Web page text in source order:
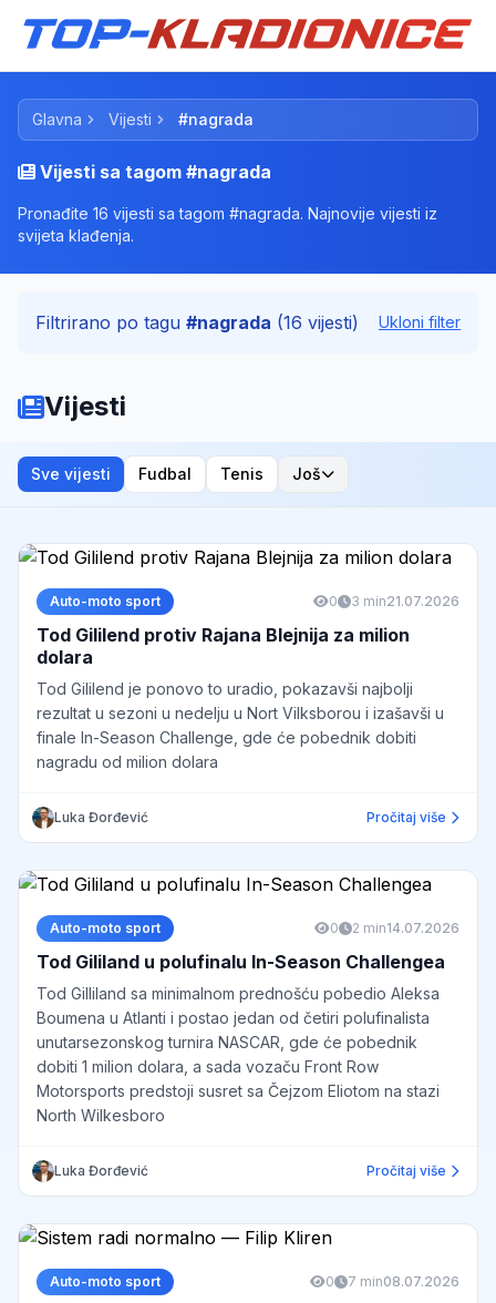
Glavna Vijesti #nagrada
Vijesti sa tagom #nagrada
Pronađite 16 vijesti sa tagom #nagrada. Najnovije vijesti iz
svijeta klađenja.
Filtrirano po tagu #nagrada (16 vijesti) Ukloni filter
Vijesti
Sve vijesti Fudbal Tenis Još
Auto-moto sport 0 3 min21.07.2026
Tod Gililend protiv Rajana Blejnija za milion
dolara
Tod Gililend je ponovo to uradio, pokazavši najbolji
rezultat u sezoni u nedelju u Nort Vilksborou i izašavši u
finale In-Season Challenge, gde će pobednik dobiti
nagradu od milion dolara
Luka Đorđević Pročitaj više
Auto-moto sport 0 2 min14.07.2026
Tod Gililand u polufinalu In-Season Challengea
Tod Gilliland sa minimalnom prednošću pobedio Aleksa
Boumena u Atlanti i postao jedan od četiri polufinalista
unutarsezonskog turnira NASCAR, gde će pobednik
dobiti 1 milion dolara, a sada vozaču Front Row
Motorsports predstoji susret sa Čejzom Eliotom na stazi
North Wilkesboro
Luka Đorđević Pročitaj više
Auto-moto sport 0 7 min08.07.2026